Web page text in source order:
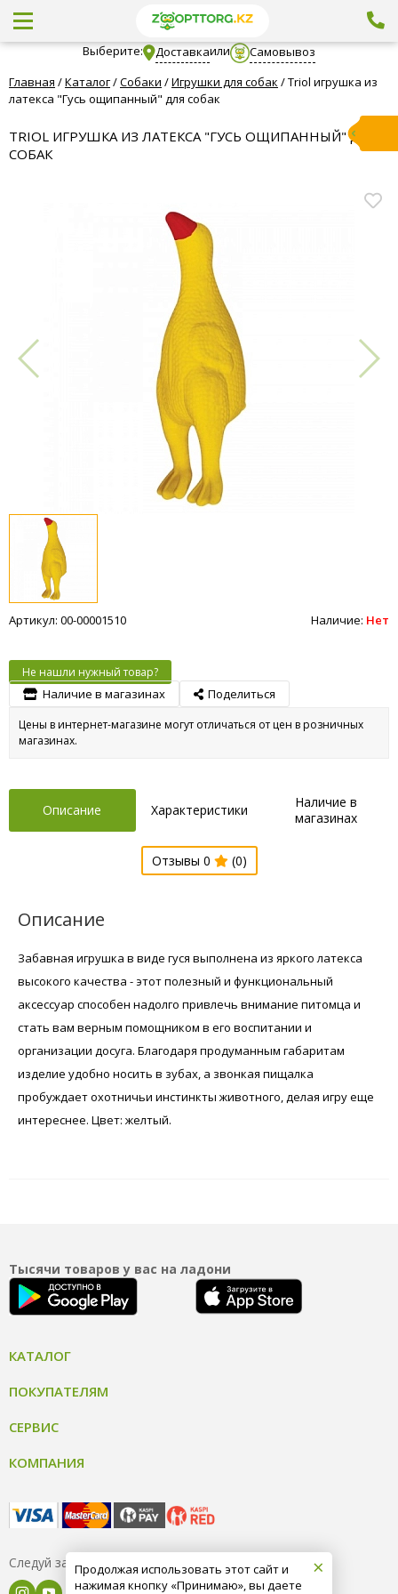
Выберите: Доставкаили
Самовывоз
Главная /Каталог/Собаки /Игрушки для собак /Triol игрушка из
латекса "Гусь ощипанный" для собак
TRIOL ИГРУШКА ИЗ ЛАТЕКСА "ГУСЬ ОЩИПАННЫЙ" ДЛЯ
СОБАК
Артикул: 00-00001510 Наличие: Нет
Не нашли нужный товар?
Наличие в магазинах Поделиться
Цены в интернет-магазине могут отличаться от цен в розничных
магазинах.
Описание Характеристики
Наличие в
магазинах
Отзывы 0 (0)
Описание
Забавная игрушка в виде гуся выполнена из яркого латекса
высокого качества - этот полезный и функциональный
аксессуар способен надолго привлечь внимание питомца и
стать вам верным помощником в его воспитании и
организации досуга. Благодаря продуманным габаритам
изделие удобно носить в зубах, а звонкая пищалка
пробуждает охотничьи инстинкты животного, делая игру еще
интереснее. Цвет: желтый.
Тысячи товаров у вас на ладони
КАТАЛОГ
ПОКУПАТЕЛЯМ
СЕРВИС
КОМПАНИЯ
Следуй за нами ×
Продолжая использовать этот сайт и
нажимая кнопку «Принимаю», вы даете